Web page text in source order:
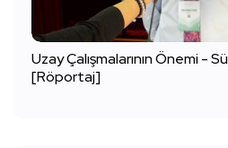
Uzay Çalışmalarının Önemi -
[Röportaj]